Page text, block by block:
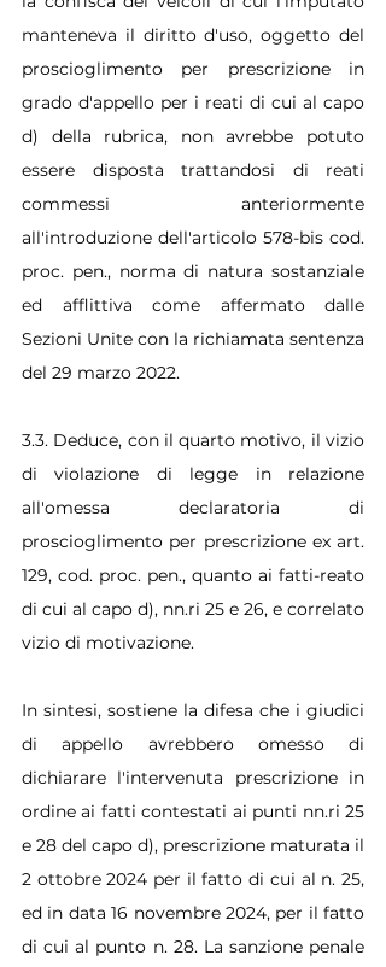
manteneva il diritto d'uso, oggetto del
proscioglimento per prescrizione in
grado d'appello per i reati di cui al capo
d) della rubrica, non avrebbe potuto
essere disposta trattandosi di reati
commessi anteriormente
all'introduzione dell'articolo 578-bis cod.
proc. pen., norma di natura sostanziale
ed afflittiva come affermato dalle
Sezioni Unite con la richiamata sentenza
del 29 marzo 2022.
3.3. Deduce, con il quarto motivo, il vizio
di violazione di legge in relazione
all'omessa declaratoria di
proscioglimento per prescrizione ex art.
129, cod. proc. pen., quanto ai fatti-reato
di cui al capo d), nn.ri 25 e 26, e correlato
vizio di motivazione.
In sintesi, sostiene la difesa che i giudici
di appello avrebbero omesso di
dichiarare l'intervenuta prescrizione in
ordine ai fatti contestati ai punti nn.ri 25
e 28 del capo d), prescrizione maturata il
2 ottobre 2024 per il fatto di cui al n. 25,
ed in data 16 novembre 2024, per il fatto
di cui al punto n. 28. La sanzione penale